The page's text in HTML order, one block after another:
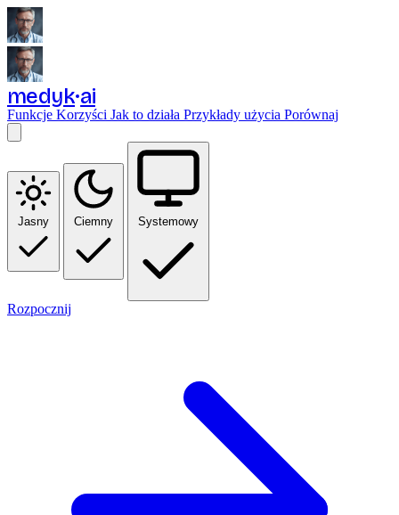
medyk ai
Funkcje Korzyści Jak to działa Przykłady użycia Porównaj
Jasny Ciemny Systemowy
Rozpocznij